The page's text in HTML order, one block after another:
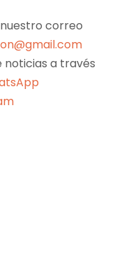
correo
noticias a través